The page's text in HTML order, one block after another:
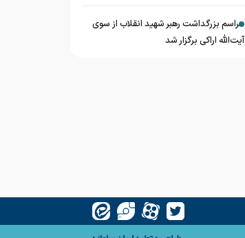
مراسم بزرگداشت رهبر شهید انقلاب از سوی
آیت‌الله اراکی برگزار شد